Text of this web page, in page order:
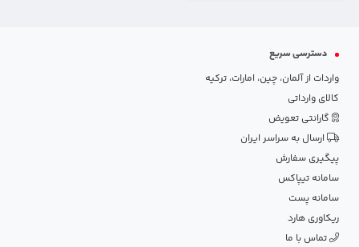
دسترسی سریع
واردات از آلمان، چین، امارات، ترکیه
کالای وارداتی
گارانتی تعویض
ارسال به سراسر ایران
پیگیری سفارش
سامانه تیپاکس
سامانه پست
ریکاوری هارد
تماس با ما